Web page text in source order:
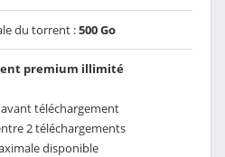
du torrent :500 Go
premium illimité
téléchargement
2 téléchargements
disponible